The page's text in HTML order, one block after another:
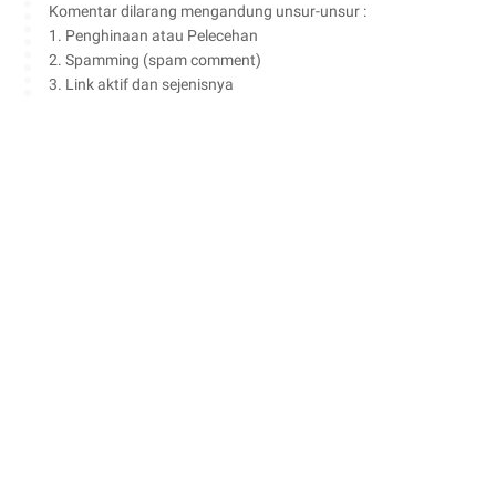
Komentar dilarang mengandung unsur-unsur :
1. Penghinaan atau Pelecehan
2. Spamming (spam comment)
3. Link aktif dan sejenisnya